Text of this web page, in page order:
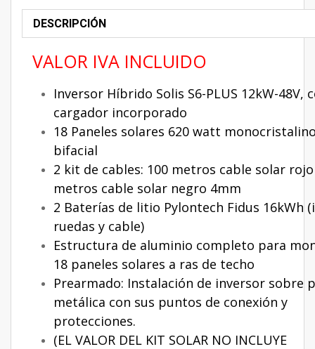
DESCRIPCIÓN
VALOR IVA INCLUIDO
Inversor Híbrido Solis S6-PLUS 12kW-48V,
cargador incorporado
18 Paneles solares 620 watt
bifacial
2 kit de cables: 100 metros cable solar rojo
metros cable solar negro 4mm
2 Baterías de litio Pylontech Fidus 16kWh
ruedas y cable)
Estructura de aluminio completo para
18 paneles solares a ras de techo
Prearmado: Instalación de inversor sobre
metálica con sus puntos de conexión y
protecciones.
(EL VALOR DEL KIT SOLAR NO INCLUYE